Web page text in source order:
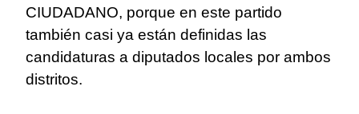
CIUDADANO, porque en este partido
también casi ya están definidas las
candidaturas a diputados locales por ambos
distritos.